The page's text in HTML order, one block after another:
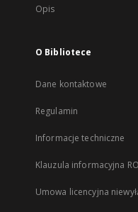
Opis
O Bibliotece
Dane kontaktowe
Regulamin
Informacje techniczne
Klauzula informacyjna
Umowa licencyjna